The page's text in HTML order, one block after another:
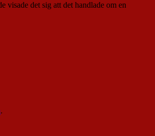
visade det sig att det handlade om en
.